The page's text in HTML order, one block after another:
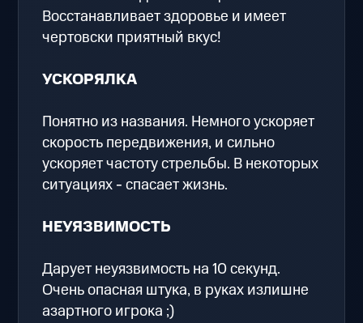
Восстанавливает здоровье и имеет
чертовски приятный вкус!
УСКОРЯЛКА
Понятно из названия. Немного ускоряет
скорость передвижения, и сильно
ускоряет частоту стрельбы. В некоторых
ситуациях - спасает жизнь.
НЕУЯЗВИМОСТЬ
Дарует неуязвимость на 10 секунд.
Очень опасная штука, в руках излишне
азартного игрока ;)